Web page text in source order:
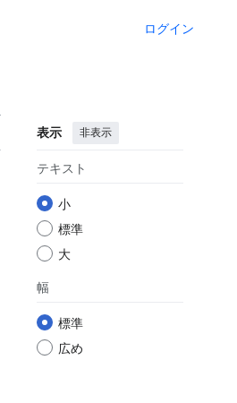
ログイン
表示 非表示
テキスト
小
標準
大
幅
標準
広め